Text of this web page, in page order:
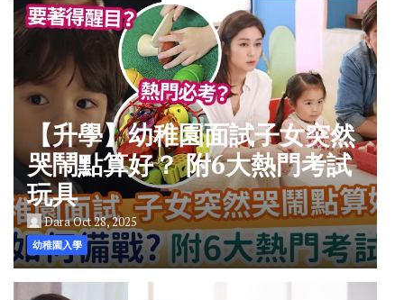
【升學】幼稚園面試子女突然
哭鬧點算好？ 附6大熱門考試
玩具
DaraOct 28, 2025
幼稚園入學